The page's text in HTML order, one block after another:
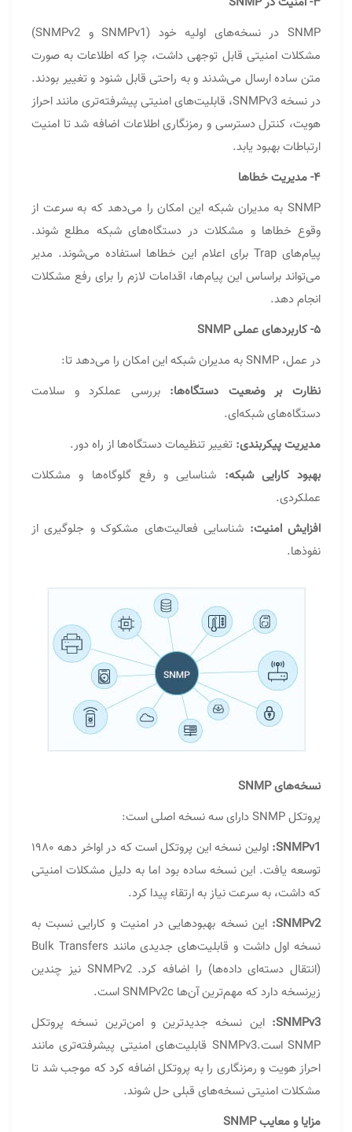
SNMP در نسخه‌های اولیه خود (SNMPv1 و SNMPv2)
مشکلات امنیتی قابل توجهی داشت، چرا که اطلاعات به صورت
متن ساده ارسال می‌شدند و به راحتی قابل شنود و تغییر بودند.
در نسخه SNMPv3، قابلیت‌های امنیتی پیشرفته‌تری مانند احراز
هویت، کنترل دسترسی و رمزنگاری اطلاعات اضافه شد تا امنیت
ارتباطات بهبود یابد.
۴- مدیریت خطاها
SNMP به مدیران شبکه این امکان را می‌دهد که به سرعت از
وقوع خطاها و مشکلات در دستگاه‌های شبکه مطلع شوند.
پیام‌های Trap برای اعلام این خطاها استفاده می‌شوند. مدیر
می‌تواند براساس این پیام‌ها، اقدامات لازم را برای رفع مشکلات
انجام دهد.
۵- کاربردهای عملی SNMP
در عمل، SNMP به مدیران شبکه این امکان را می‌دهد تا:
نظارت بر وضعیت دستگاه‌ها: بررسی عملکرد و سلامت
دستگاه‌های شبکه‌ای.
مدیریت پیکربندی: تغییر تنظیمات دستگاه‌ها از راه دور.
بهبود کارایی شبکه: شناسایی و رفع گلوگاه‌ها و مشکلات
عملکردی.
افزایش امنیت: شناسایی فعالیت‌های مشکوک و جلوگیری از
نفوذها.
نسخه‌های SNMP
پروتکل SNMP دارای سه نسخه اصلی است:
SNMPv1:
اولین نسخه این پروتکل است که در اواخر دهه ۱۹۸۰
توسعه یافت. این نسخه ساده بود اما به دلیل مشکلات امنیتی
که داشت، به سرعت نیاز به ارتقاء پیدا کرد.
SNMPv2: این نسخه بهبودهایی در امنیت و کارایی نسبت به
نسخه اول داشت و قابلیت‌های جدیدی مانند Bulk Transfers
(انتقال دسته‌ای داده‌ها) را اضافه کرد. SNMPv2 نیز چندین
زیرنسخه دارد که مهم‌ترین آن‌ها SNMPv2c است.
SNMPv3:
این نسخه جدیدترین و امن‌ترین نسخه پروتکل
SNMP است.SNMPv3 قابلیت‌های امنیتی پیشرفته‌تری مانند
احراز هویت و رمزنگاری را به پروتکل اضافه کرد که موجب شد تا
مشکلات امنیتی نسخه‌های قبلی حل شوند.
مزایا و معایب SNMP